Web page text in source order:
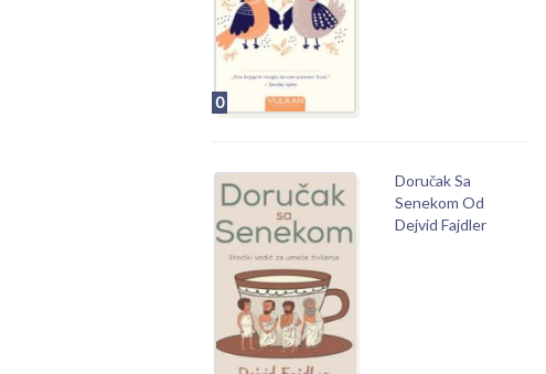
0
Doručak Sa
Senekom Od
Dejvid Fajdler